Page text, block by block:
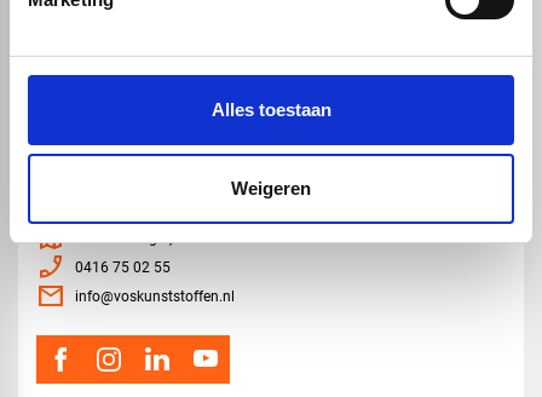
Alles toestaan
Weigeren
map
phone_enabled 0416 75 02 55
mail info@voskunststoffen.nl